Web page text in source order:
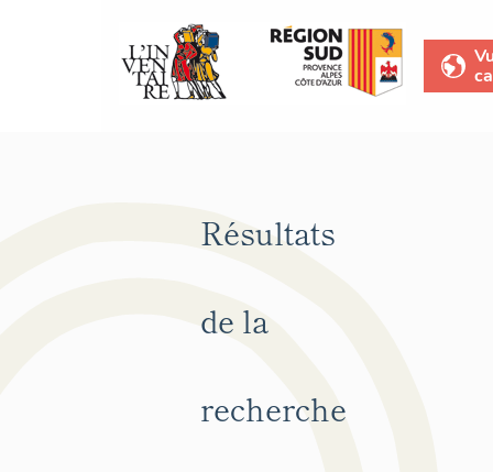
Résultats
de la
recherche